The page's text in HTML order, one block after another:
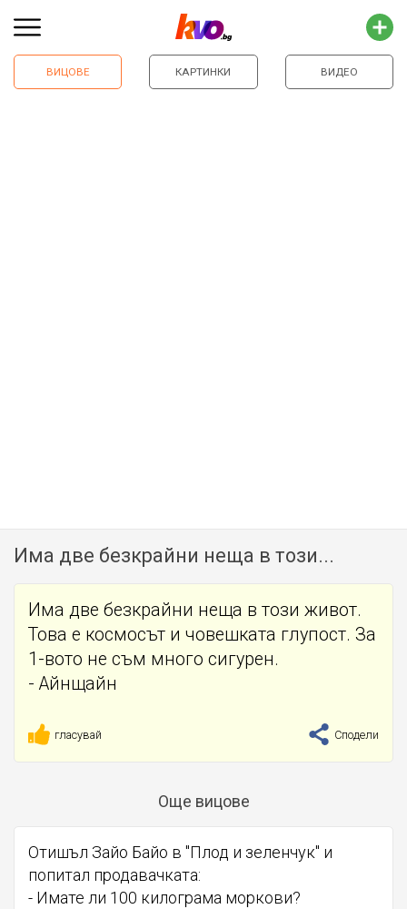
ВИЦОВЕ КАРТИНКИ ВИДЕО
Има две безкрайни неща в този...
Има две безкрайни неща в този живот.
Това е космосът и човешката глупост. За
1-вото не съм много сигурен.
- Айнщайн
гласувай Сподели
Още вицове
Отишъл Зайо Байо в "Плод и зеленчук" и
попитал продавачката:
- Имате ли 100 килограма моркови?